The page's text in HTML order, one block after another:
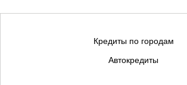
Кредиты по городам
Автокредиты